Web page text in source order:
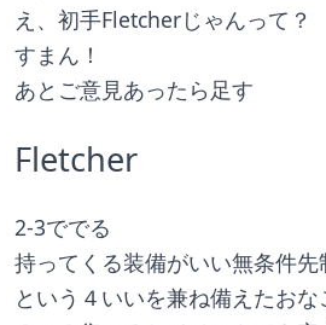
え、初手Fletcherじゃんって？
すまん！
あとご意見あったら足す
Fletcher
2-3ででる
持ってくる装備がいい無条件
という４いいを兼ね備えたお